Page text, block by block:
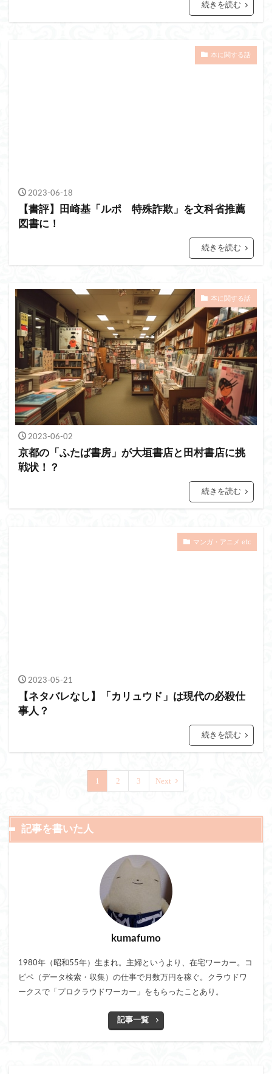
続きを読む
本に関する話
2023-06-18
【書評】田崎基「ルポ 特殊詐欺」を文科省推薦
図書に！
続きを読む
本に関する話
2023-06-02
京都の「ふたば書房」が大垣書店と田村書店に挑
戦状！？
続きを読む
マンガ・アニメ etc
2023-05-21
【ネタバレなし】「カリュウド」は現代の必殺仕
事人？
続きを読む
1 2 3 Next
記事を書いた人
kumafumo
1980年（昭和55年）生まれ。主婦というより、在宅ワーカー。コ
ピペ（データ検索・収集）の仕事で月数万円を稼ぐ。クラウドワ
ークスで「プロクラウドワーカー」をもらったことあり。
記事一覧